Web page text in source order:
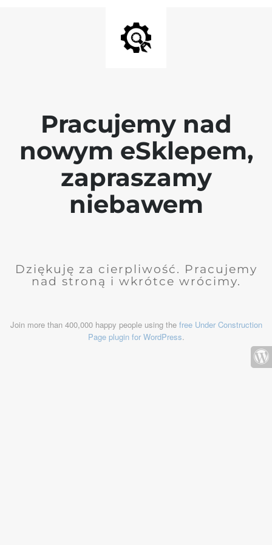
Pracujemy nad
nowym eSklepem,
zapraszamy
niebawem
Dziękuję za cierpliwość. Pracujemy
nad stroną i wkrótce wrócimy.
Join more than 400,000 happy people using the free Under Construction
Page plugin for WordPress.